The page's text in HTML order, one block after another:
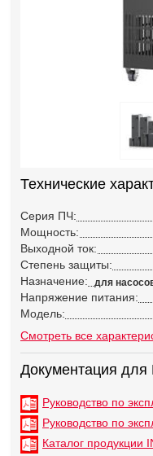
Технические
Серия ПЧ:
Мощность:
Выходной ток:
Степень защиты:
Назначение: для
Напряжение питания:
Модель:
Смотреть все
Документация
Руководство по
Руководство по
Каталог продукции